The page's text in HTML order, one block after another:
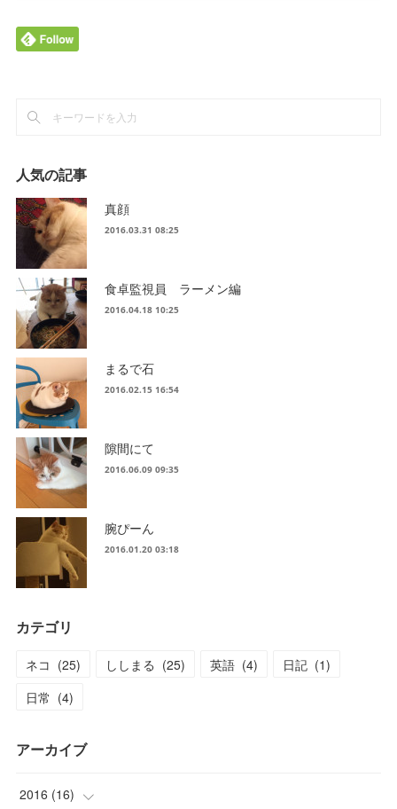
人気の記事
真顔
2016.03.31 08:25
食卓監視員 ラーメン編
2016.04.18 10:25
まるで石
2016.02.15 16:54
隙間にて
2016.06.09 09:35
腕ぴーん
2016.01.20 03:18
カテゴリ
ネコ (25) ししまる (25) 英語 (4) 日記 (1)
日常 (4)
アーカイブ
2016 (16)